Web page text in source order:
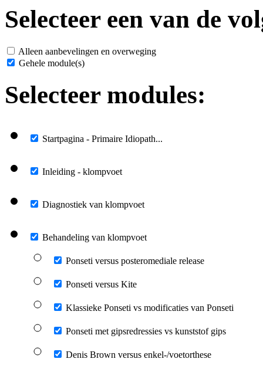
Selecteer een van de
Alleen aanbevelingen en overweging
Gehele module(s)
Selecteer modules:
Startpagina - Primaire Idiopath...
Inleiding - klompvoet
Diagnostiek van klompvoet
Behandeling van klompvoet
Ponseti versus posteromediale release
Ponseti versus Kite
Klassieke Ponseti vs modificaties van Ponseti
Ponseti met gipsredressies vs kunststof gips
Denis Brown versus enkel-/voetorthese